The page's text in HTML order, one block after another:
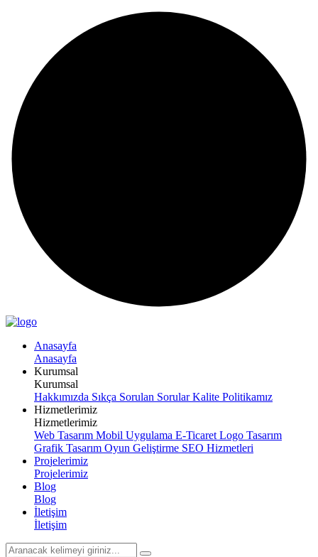
Anasayfa
Anasayfa
Kurumsal
Kurumsal
Hakkımızda Sıkça Sorulan SorularKalite Politikamız
Hizmetlerimiz
Hizmetlerimiz
Web Tasarım Mobil Uygulama E-Ticaret Logo Tasarım
Grafik Tasarım Oyun Geliştirme SEO Hizmetleri
Projelerimiz
Projelerimiz
Blog
Blog
İletişim
İletişim